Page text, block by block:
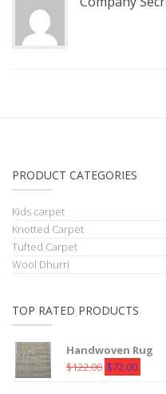
PRODUCT CATEGORIES
Kids carpet
Knotted Carpet
Tufted Carpet
Wool Dhurri
TOP RATED PRODUCTS
Handwoven Rug
$122.00 Original
$72.00